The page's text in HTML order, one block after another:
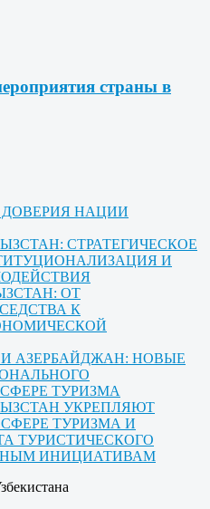
страны в
ДОВЕРИЯ НАЦИИ
СТРАТЕГИЧЕСКОЕ
И
ОТ
К
АЗЕРБАЙДЖАН: НОВЫЕ
ТУРИЗМА
УКРЕПЛЯЮТ
ТУРИЗМА И
ТУРИСТИЧЕСКОГО
ИНИЦИАТИВАМ